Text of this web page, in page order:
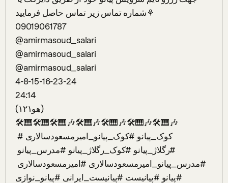
شماره تماس زیر تماس حاصل فرمایید⚘
09019061787
@amirmasoud_salari
@amirmasoud_salari
@amirmasoud_salari
4-8-15-16-23-24
24:14
(هو۱۲۱)
🛠🎹🛠🎹🛠🎹🎶🛠🎹🎶🛠🎹🎶🛠🎹🎶🛠🎹🎶
#پیانو #پیانیست #پیانیست_ایرانی #پیانو_نوازی